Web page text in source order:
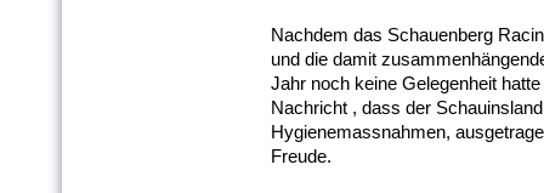
Nachdem das Schauenberg
und die damit
Jahr noch keine Gelegenheit
Nachricht , dass der
Hygienemassnahmen,
Freude.